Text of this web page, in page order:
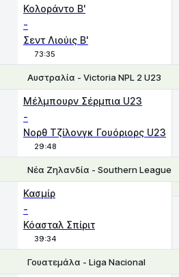
Κολοράντο Β'
-
Σεντ Λιούις Β'
73:35
Αυστραλία - Victoria NPL 2 U23
Μέλμπουρν Σέρμπια U23
-
Νορθ Τζίλονγκ Γουόριορς U23
29:48
Νέα Ζηλανδία - Southern League
Κασμίρ
-
Κόασταλ Σπίριτ
39:34
Γουατεμάλα - Liga Nacional